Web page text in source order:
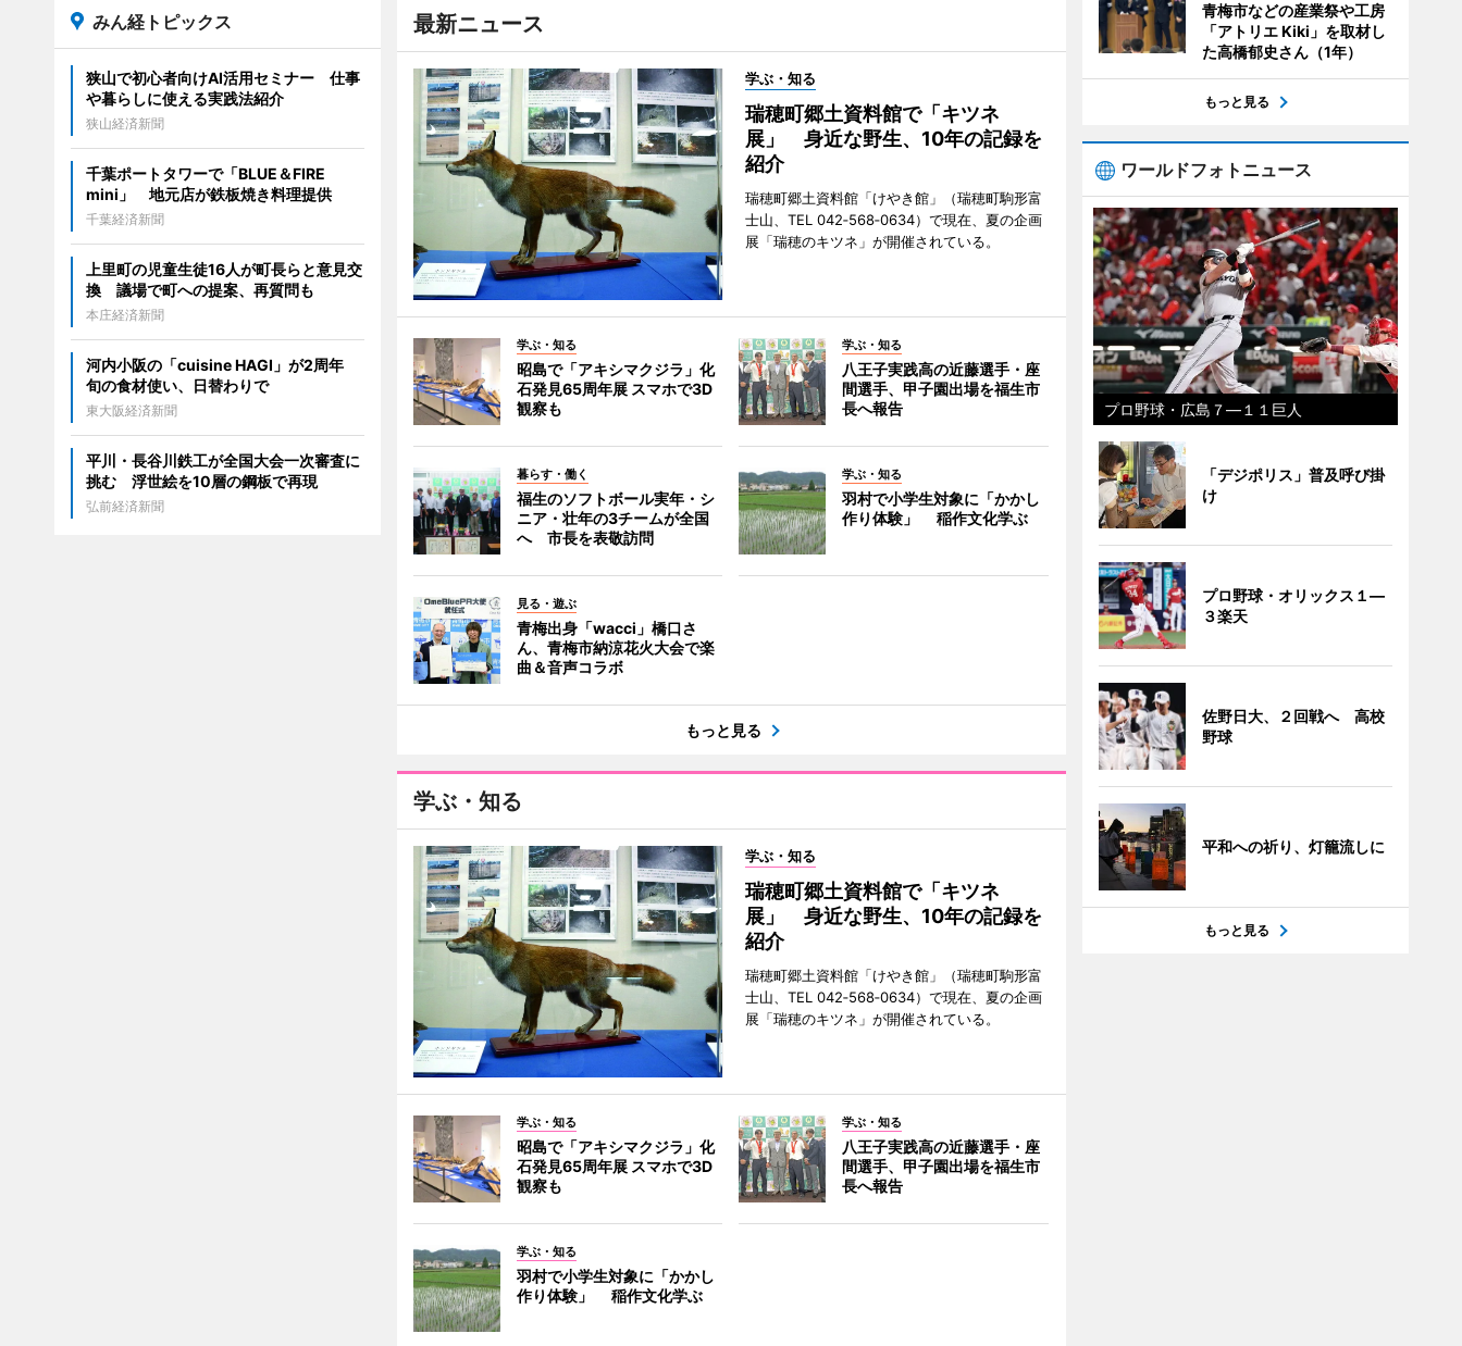
最新ニュース
学ぶ・知る
瑞穂町郷土資料館で「キツネ
展」 身近な野生、10年の記録を
紹介
瑞穂町郷土資料館「けやき館」（瑞穂町駒形富
士山、TEL 042‐568‐0634）で現在、夏の企画
展「瑞穂のキツネ」が開催されている。
学ぶ・知る
昭島で「アキシマクジラ」化
石発見65周年展 スマホで3D
観察も
学ぶ・知る
八王子実践高の近藤選手・座
間選手、甲子園出場を福生市
長へ報告
暮らす・働く
福生のソフトボール実年・シ
ニア・壮年の3チームが全国
へ 市長を表敬訪問
学ぶ・知る
羽村で小学生対象に「かかし
作り体験」 稲作文化学ぶ
見る・遊ぶ
青梅出身「wacci」橋口さ
ん、青梅市納涼花火大会で楽
曲＆音声コラボ
もっと見る
学ぶ・知る
学ぶ・知る
瑞穂町郷土資料館で「キツネ
展」 身近な野生、10年の記録を
紹介
瑞穂町郷土資料館「けやき館」（瑞穂町駒形富
士山、TEL 042‐568‐0634）で現在、夏の企画
展「瑞穂のキツネ」が開催されている。
学ぶ・知る
昭島で「アキシマクジラ」化
石発見65周年展 スマホで3D
観察も
学ぶ・知る
八王子実践高の近藤選手・座
間選手、甲子園出場を福生市
長へ報告
学ぶ・知る
羽村で小学生対象に「かかし
作り体験」 稲作文化学ぶ
みん経トピックス
狭山で初心者向けAI活用セミナー 仕事
や暮らしに使える実践法紹介
狭山経済新聞
千葉ポートタワーで「BLUE＆FIRE
mini」 地元店が鉄板焼き料理提供
千葉経済新聞
上里町の児童生徒16人が町長らと意見交
換 議場で町への提案、再質問も
本庄経済新聞
河内小阪の「cuisine HAGI」が2周年
旬の食材使い、日替わりで
東大阪経済新聞
平川・長谷川鉄工が全国大会一次審査に
挑む 浮世絵を10層の鋼板で再現
弘前経済新聞
青梅市などの産業祭や工房
「アトリエ Kiki」を取材し
た高橋郁史さん（1年）
もっと見る
ワールドフォトニュース
プロ野球・広島７―１１巨人
「デジポリス」普及呼び掛
け
プロ野球・オリックス１―
３楽天
佐野日大、２回戦へ 高校
野球
平和への祈り、灯籠流しに
もっと見る